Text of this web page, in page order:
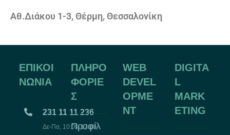
Αθ.Διάκου 1-3, Θέρμη, Θεσσαλονίκη
ΕΠΙΚΟΙ
ΝΩΝΙΑ
231 11 11 236
Δε-Πα, 10:00-17:00
ΠΛΗΡΟ
ΦΟΡΙΕ
Σ
Προφίλ
WEB
DEVEL
OPME
NT
DIGITA
L
MARK
ETING